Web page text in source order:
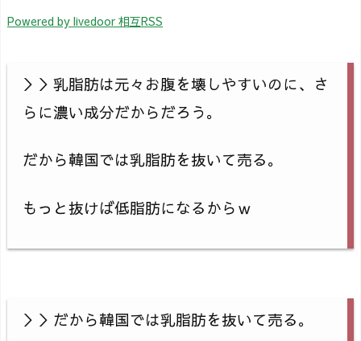
Powered by livedoor 相互RSS
＞＞乳脂肪は元々お腹を壊しやすいのに、さ
らに濃い成分だからだろう。
だから韓国では乳脂肪を抜いて売る。
もっと抜けば低脂肪になるからｗ
＞＞だから韓国では乳脂肪を抜いて売る。